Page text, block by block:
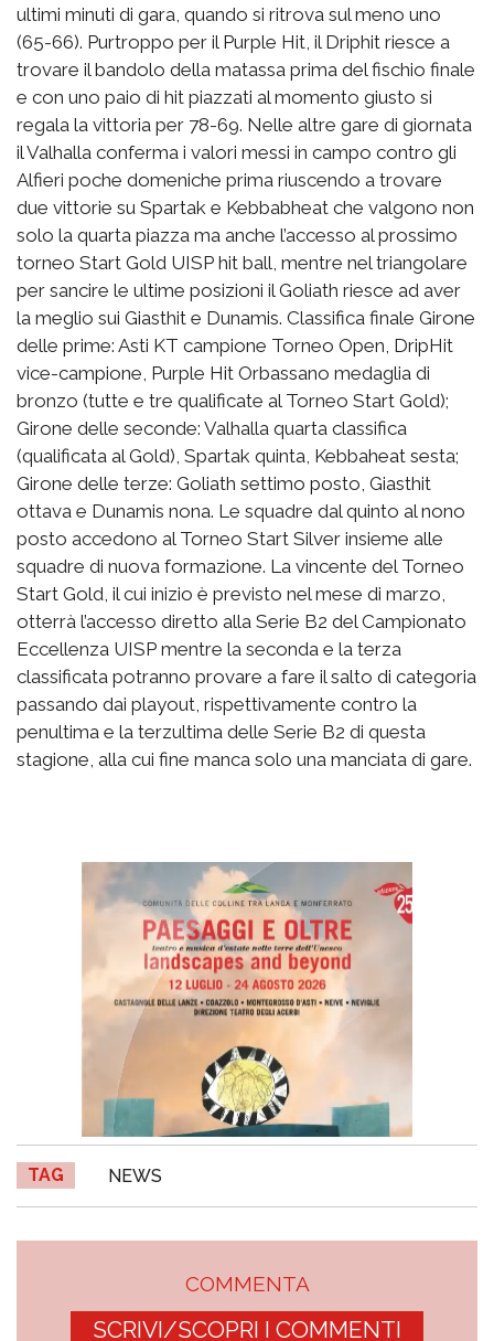
ultimi minuti di gara, quando si ritrova sul meno uno
(65-66). Purtroppo per il Purple Hit, il Driphit riesce a
trovare il bandolo della matassa prima del fischio finale
e con uno paio di hit piazzati al momento giusto si
regala la vittoria per 78-69. Nelle altre gare di giornata
il Valhalla conferma i valori messi in campo contro gli
Alfieri poche domeniche prima riuscendo a trovare
due vittorie su Spartak e Kebbabheat che valgono non
solo la quarta piazza ma anche l’accesso al prossimo
torneo Start Gold UISP hit ball, mentre nel triangolare
per sancire le ultime posizioni il Goliath riesce ad aver
la meglio sui Giasthit e Dunamis. Classifica finale Girone
delle prime: Asti KT campione Torneo Open, DripHit
vice-campione, Purple Hit Orbassano medaglia di
bronzo (tutte e tre qualificate al Torneo Start Gold);
Girone delle seconde: Valhalla quarta classifica
(qualificata al Gold), Spartak quinta, Kebbaheat sesta;
Girone delle terze: Goliath settimo posto, Giasthit
ottava e Dunamis nona. Le squadre dal quinto al nono
posto accedono al Torneo Start Silver insieme alle
squadre di nuova formazione. La vincente del Torneo
Start Gold, il cui inizio è previsto nel mese di marzo,
otterrà l’accesso diretto alla Serie B2 del Campionato
Eccellenza UISP mentre la seconda e la terza
classificata potranno provare a fare il salto di categoria
passando dai playout, rispettivamente contro la
penultima e la terzultima delle Serie B2 di questa
stagione, alla cui fine manca solo una manciata di gare.
TAG NEWS
COMMENTA
SCRIVI/SCOPRI I COMMENTI